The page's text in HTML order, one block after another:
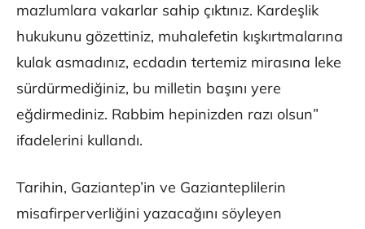
mazlumlara vakarlar sahip çıktınız. Kardeşlik
hukukunu gözettiniz, muhalefetin kışkırtmalarına
kulak asmadınız, ecdadın tertemiz mirasına leke
sürdürmediğiniz, bu milletin başını yere
eğdirmediniz. Rabbim hepinizden razı olsun”
ifadelerini kullandı.
Tarihin, Gaziantep’in ve Gazianteplilerin
misafirperverliğini yazacağını söyleyen